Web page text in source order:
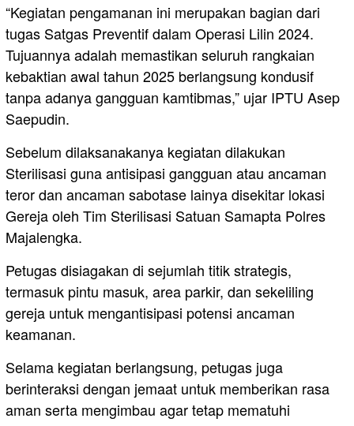
“Kegiatan pengamanan ini merupakan bagian dari
tugas Satgas Preventif dalam Operasi Lilin 2024.
Tujuannya adalah memastikan seluruh rangkaian
kebaktian awal tahun 2025 berlangsung kondusif
tanpa adanya gangguan kamtibmas,” ujar IPTU Asep
Saepudin.
Sebelum dilaksanakanya kegiatan dilakukan
Sterilisasi guna antisipasi gangguan atau ancaman
teror dan ancaman sabotase lainya disekitar lokasi
Gereja oleh Tim Sterilisasi Satuan Samapta Polres
Majalengka.
Petugas disiagakan di sejumlah titik strategis,
termasuk pintu masuk, area parkir, dan sekeliling
gereja untuk mengantisipasi potensi ancaman
keamanan.
Selama kegiatan berlangsung, petugas juga
berinteraksi dengan jemaat untuk memberikan rasa
aman serta mengimbau agar tetap mematuhi